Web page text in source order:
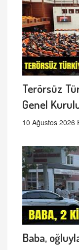
Terörsüz
Genel
10 Ağustos 2026
Baba,